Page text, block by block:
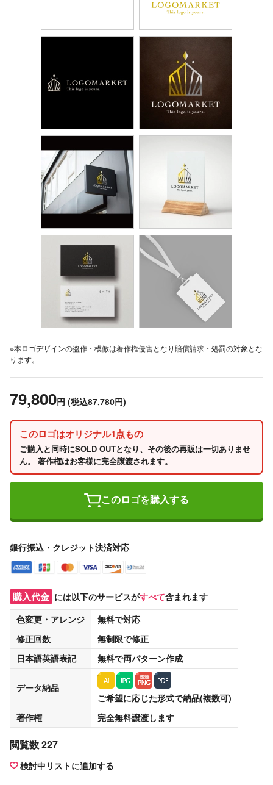
※本ロゴデザインの盗作・模倣は著作権侵害となり賠償請求・処罰の対象とな
ります。
79,800円 (税込87,780円)
このロゴはオリジナル1点もの
ご購入と同時にSOLD OUTとなり、その後の再販は一切ありませ
ん。 著作権はお客様に完全譲渡されます。
このロゴを購入する
銀行振込・クレジット決済対応
購入代金 には以下のサービスがすべて含まれます
色変更・アレンジ
無料で対応
修正回数
無制限で修正
日本語英語表記
無料で両パターン作成
データ納品
ご希望に応じた形式で納品(複数可)
著作権
完全無料譲渡します
閲覧数 227
検討中リストに追加する